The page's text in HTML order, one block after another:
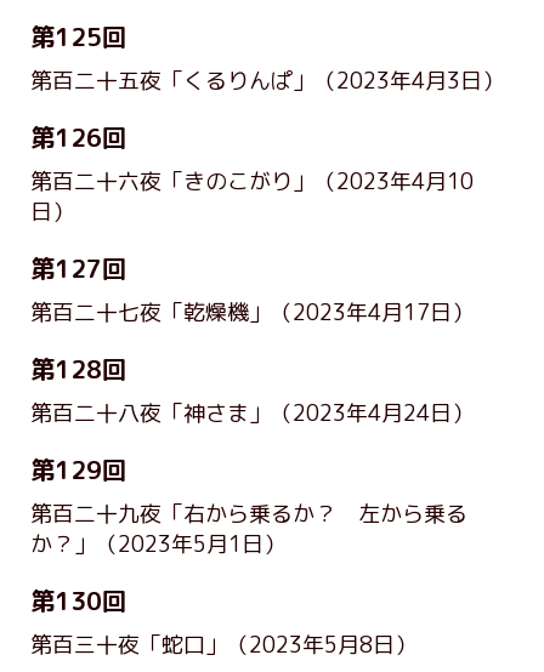
第125回
第百二十五夜「くるりんぱ」 （2023年4月3日）
第126回
第百二十六夜「きのこがり」
（2023年4月10
日）
第127回
第百二十七夜「乾燥機」 （2023年4月17日）
第128回
第百二十八夜「神さま」 （2023年4月24日）
第129回
第百二十九夜「右から乗るか？ 左から乗る
か？」
（2023年5月1日）
第130回
第百三十夜「蛇口」 （2023年5月8日）